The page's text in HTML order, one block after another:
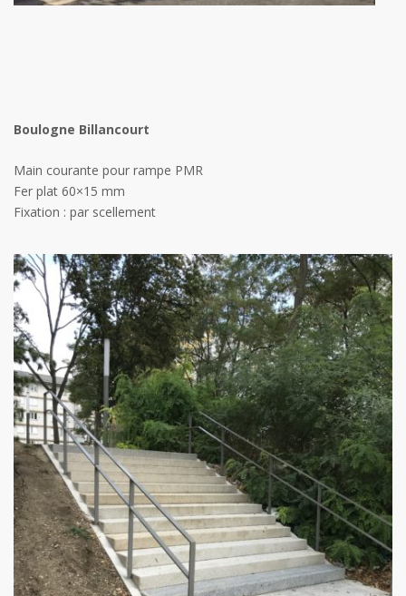
Boulogne Billancourt
Main courante pour rampe PMR
Fer plat 60×15 mm
Fixation : par scellement